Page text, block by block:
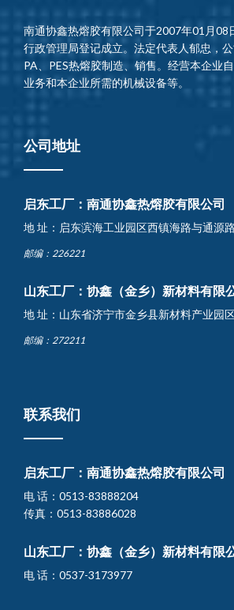
南通协鑫热熔胶有限公司于2007年01月08
行政管理局登记成立。法定代表人郁忠，
PA、PES热熔胶制造、销售。经营本企业
业务和本企业所需的机械设备等。
公司地址
启东工厂：南通协鑫热熔胶有限公司
地 址：启东滨海工业园区西镇海路与通源
邮编：226221
山东工厂：协鑫（金乡）新材料有限
地 址：山东省济宁市金乡县新材料产业园
邮编：272211
联系我们
启东工厂：南通协鑫热熔胶有限公司
电 话：0513-83888204
传真：0513-83886028
山东工厂：协鑫（金乡）新材料有限
电 话：0537-3173977